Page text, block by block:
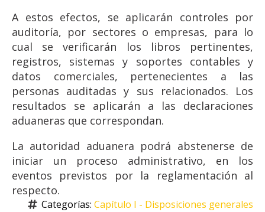
A estos efectos, se aplicarán controles por
auditoría, por sectores o empresas, para lo
cual se verificarán los libros pertinentes,
registros, sistemas y soportes contables y
datos comerciales, pertenecientes a las
personas auditadas y sus relacionados. Los
resultados se aplicarán a las declaraciones
aduaneras que correspondan.
La autoridad aduanera podrá abstenerse de
iniciar un proceso administrativo, en los
eventos previstos por la reglamentación al
respecto.
Categorías: Capítulo I - Disposiciones generales